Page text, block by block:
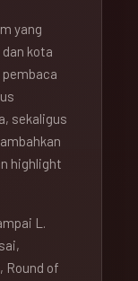
yang
kota
sekaligus
highlight
L.
Round of